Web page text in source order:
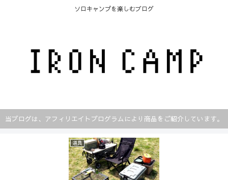
ソロキャンプを楽しむブログ
当ブログは、アフィリエイトプログラムにより商品をご紹介しています。
道具